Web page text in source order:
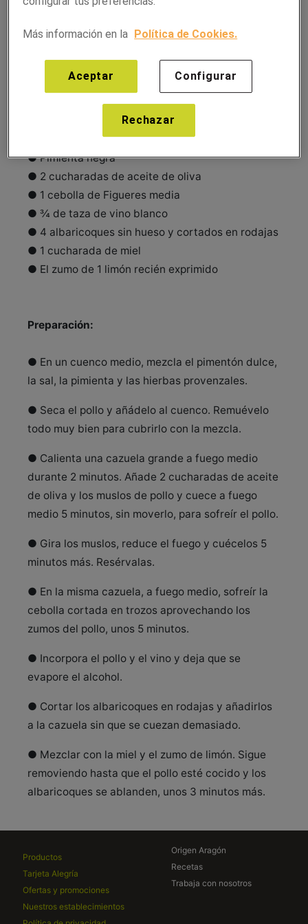
● 4 muslos de pollo deshuesados y con piel
● ½ cucharadita de pimentón dulce
● 1 cucharada de hierbas provenzales
● Pimienta negra
● 2 cucharadas de aceite de oliva
● 1 cebolla de Figueres media
● ¾ de taza de vino blanco
● 4 albaricoques sin hueso y cortados en rodajas
● 1 cucharada de miel
● El zumo de 1 limón recién exprimido
Preparación:
● En un cuenco medio, mezcla el pimentón dulce,
la sal, la pimienta y las hierbas provenzales.
● Seca el pollo y añádelo al cuenco. Remuévelo
todo muy bien para cubrirlo con la mezcla.
● Calienta una cazuela grande a fuego medio
durante 2 minutos. Añade 2 cucharadas de aceite
de oliva y los muslos de pollo y cuece a fuego
medio 5 minutos, sin moverlo, para sofreír el pollo.
● Gira los muslos, reduce el fuego y cuécelos 5
minutos más. Resérvalas.
● En la misma cazuela, a fuego medio, sofreír la
cebolla cortada en trozos aprovechando los
zumos del pollo, unos 5 minutos.
● Incorpora el pollo y el vino y deja que se
evapore el alcohol.
● Cortar los albaricoques en rodajas y añadirlos
a la cazuela sin que se cuezan demasiado.
● Mezclar con la miel y el zumo de limón. Sigue
removiendo hasta que el pollo esté cocido y los
albaricoques se ablanden, unos 3 minutos más.
Productos
Tarjeta Alegría
Ofertas y promociones
Nuestros establecimientos
Origen Aragón
Recetas
Trabaja con nosotros
Más información en la Política de Cookies.
Configurar
Rechazar
Aceptar